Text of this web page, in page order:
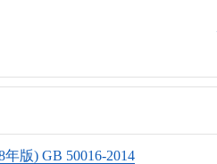
版) GB 50016-2014